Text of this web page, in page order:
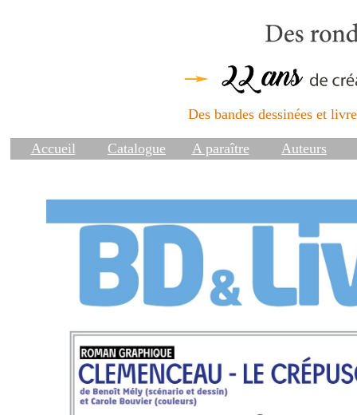
Des bandes dessinées et
Accueil Catalogue A paraître Auteurs